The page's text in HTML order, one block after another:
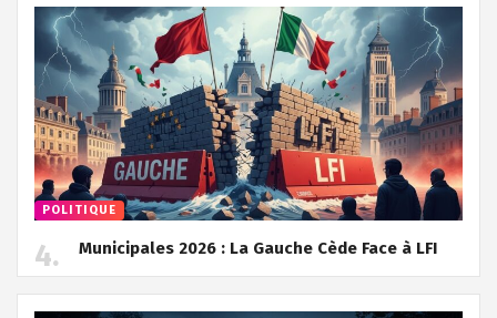
POLITIQUE
Municipales 2026 : La Gauche Cède Face à LFI